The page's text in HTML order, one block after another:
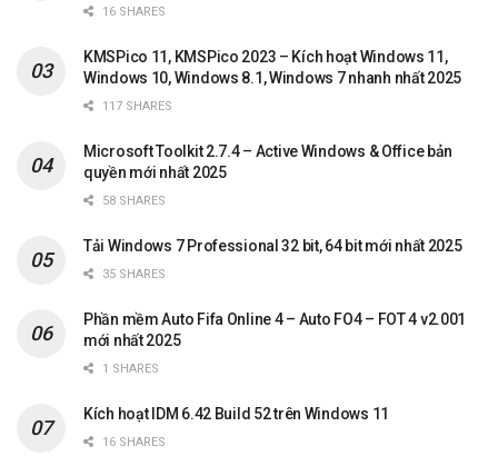
16 SHARES
KMSPico 11, KMSPico 2023 – Kích hoạt Windows 11,
Windows 10, Windows 8.1, Windows 7 nhanh nhất 2025
117 SHARES
Microsoft Toolkit 2.7.4 – Active Windows & Office bản
quyền mới nhất 2025
58 SHARES
Tải Windows 7 Professional 32 bit, 64 bit mới nhất 2025
35 SHARES
Phần mềm Auto Fifa Online 4 – Auto FO4 – FOT 4 v2.001
mới nhất 2025
1 SHARES
Kích hoạt IDM 6.42 Build 52 trên Windows 11
16 SHARES